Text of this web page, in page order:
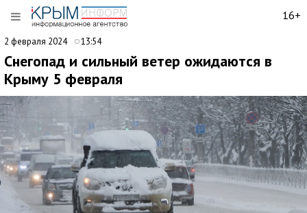
16+
2 февраля 2024 13:54
Снегопад и сильный ветер ожидаются в
Крыму 5 февраля